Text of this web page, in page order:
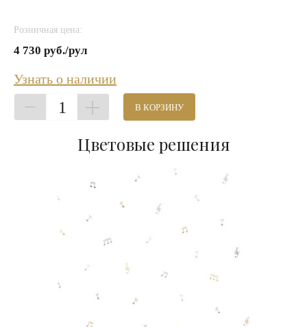
Розничная цена:
4 730 руб./рул
Узнать о наличии
1 В КОРЗИНУ
Цветовые решения